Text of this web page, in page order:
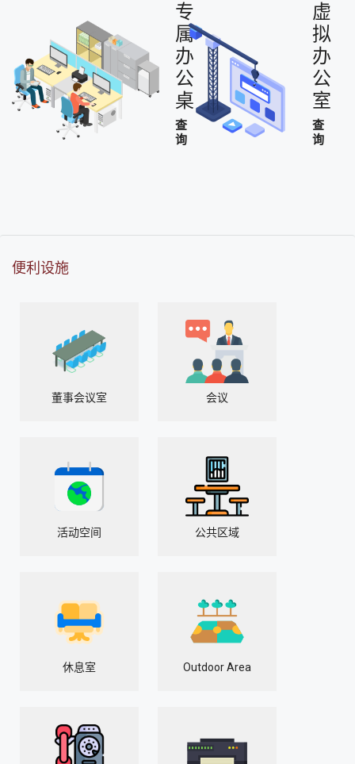
专
属
办
公
桌
查
询
虚
拟
办
公
室
查
询
便利设施
董事会议室 会议
活动空间 公共区域
休息室 Outdoor Area